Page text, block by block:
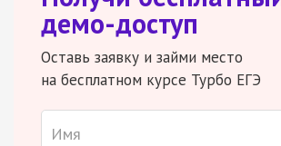
демо-доступ
Оставь заявку и займи место
на бесплатном курсе Турбо ЕГЭ